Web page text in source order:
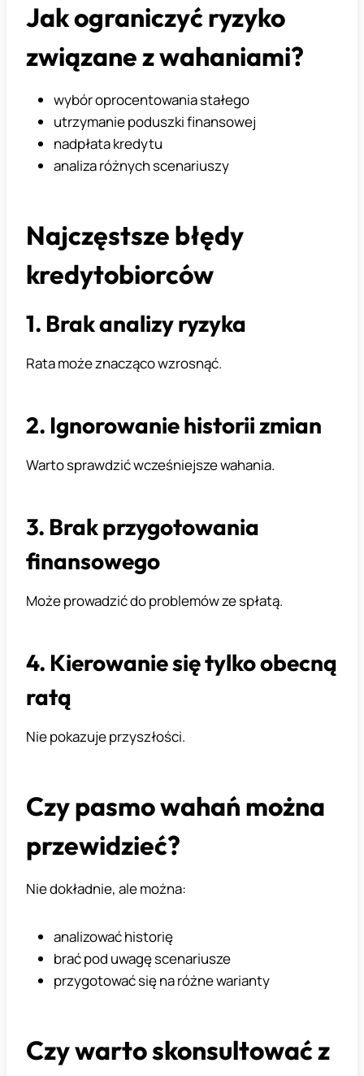
Jak ograniczyć ryzyko
związane z wahaniami?
wybór oprocentowania stałego
utrzymanie poduszki finansowej
nadpłata kredytu
analiza różnych scenariuszy
Najczęstsze błędy
kredytobiorców
1. Brak analizy ryzyka
Rata może znacząco wzrosnąć.
2. Ignorowanie historii zmian
Warto sprawdzić wcześniejsze wahania.
3. Brak przygotowania
finansowego
Może prowadzić do problemów ze spłatą.
4. Kierowanie się tylko obecną
ratą
Nie pokazuje przyszłości.
Czy pasmo wahań można
przewidzieć?
Nie dokładnie, ale można:
analizować historię
brać pod uwagę scenariusze
przygotować się na różne warianty
Czy warto skonsultować z